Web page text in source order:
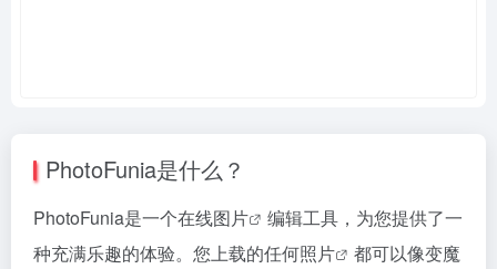
PhotoFunia是什么？
PhotoFunia是一个在线图片
编辑工具，为您提供了一
种充满乐趣的体验。您上载的任何照片
都可以像变魔